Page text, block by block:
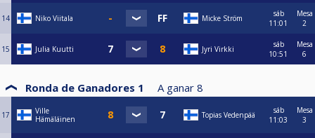
14 Niko Viitala Micke Ström
sáb
11:01
Mesa
2
15 Julia Kuutti Jyri Virkki
sáb
10:51
Mesa
6
Ronda de Ganadores 1 A ganar 8
17
Ville
Hämäläinen
Topias Vedenpää
sáb
11:03
Mesa
3